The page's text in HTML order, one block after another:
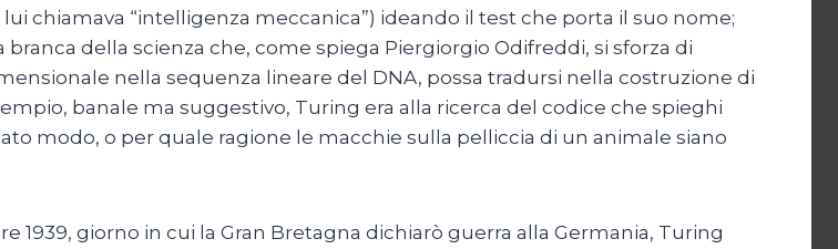
chiamava “intelligenza meccanica”) ideando il test che porta il suo nome;
della scienza che, come spiega Piergiorgio Odifreddi, si sforza di
nella sequenza lineare del DNA, possa tradursi nella costruzione di
banale ma suggestivo, Turing era alla ricerca del codice che spieghi
modo, o per quale ragione le macchie sulla pelliccia di un animale siano
1939, giorno in cui la Gran Bretagna dichiarò guerra alla Germania, Turing